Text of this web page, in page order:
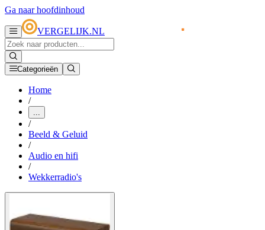
Ga naar hoofdinhoud
VERGELIJK.NL
Categorieën
Home
/
...
/
Beeld & Geluid
/
Audio en hifi
/
Wekkerradio's